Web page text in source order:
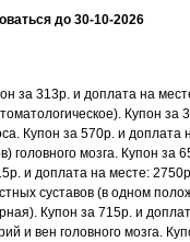
до 30-10-2026
за 313р. и доплата на
Купон
Купон за 570р. и доплата
головного мозга. Купон
и доплата на месте:
суставов (в одном
Купон за 715р. и
и вен головного мозга.